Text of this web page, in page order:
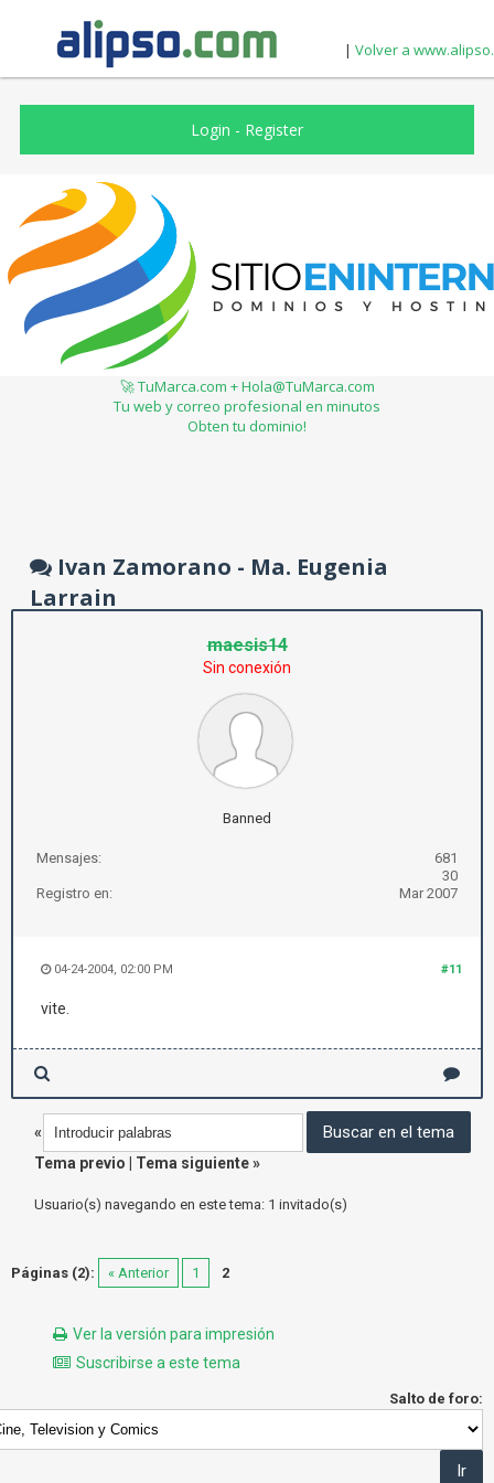
| Volver a
Login - Register
🚀 TuMarca.com + Hola@TuMarca.com
Tu web y correo profesional en minutos
Obten tu dominio!
Ivan Zamorano - Ma. Eugenia
Larrain
maesis14
Sin conexión
Banned
Mensajes:
681
30
Registro en:
Mar 2007
#11
04-24-2004, 02:00 PM
vite.
«
Tema previo
Tema siguiente»
Usuario(s) navegando en este tema: 1 invitado(s)
Páginas (2): « Anterior 1 2
Ver la versión para impresión
Suscribirse a este tema
Salto de foro: